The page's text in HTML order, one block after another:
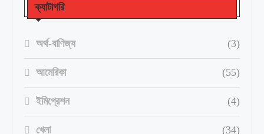
ক্যাটাগরি
অর্থ-বাণিজ্য (3)
আমেরিকা (55)
ইমিগ্রেশন (4)
খেলা (34)